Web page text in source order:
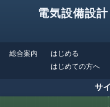
電気設備設
総合案内
はじめる
はじめての方へ
サ